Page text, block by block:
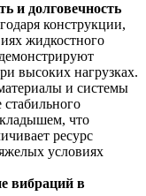
и долговечность
конструкции,
жидкостного
высоких нагрузках.
и системы
стабильного
что
ресурс
условиях
вибраций в